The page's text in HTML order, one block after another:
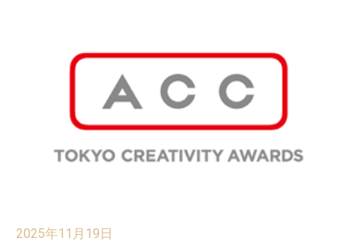
2025年11月19日